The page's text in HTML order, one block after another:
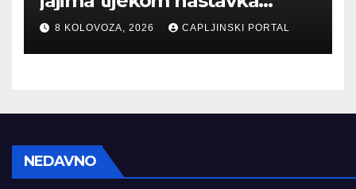
konstituirajuće sjednice
Skupštine Kosova
8 KOLOVOZA, 2026 CAPLJINSKI PORTAL
NEDAVNO